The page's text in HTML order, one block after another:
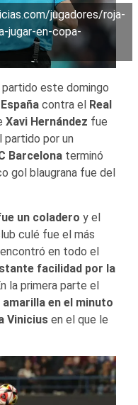
jugadores/roja-
jugar-en-copa-
partido este domingo
contra el
Real
Xavi Hernández fue
partido por un
Barcelona terminó
gol blaugrana fue del
un coladero y el
culé fue el más
en todo el
facilidad por la
la primera parte el
en el minuto
Vinicius en el que le